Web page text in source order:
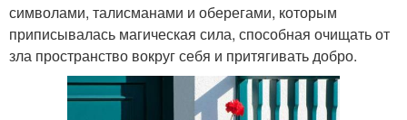
символами, талисманами и оберегами, которым
приписывалась магическая сила, способная очищать от
зла пространство вокруг себя и притягивать добро.